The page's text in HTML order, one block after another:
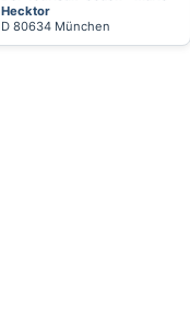
Hecktor
D 80634 München